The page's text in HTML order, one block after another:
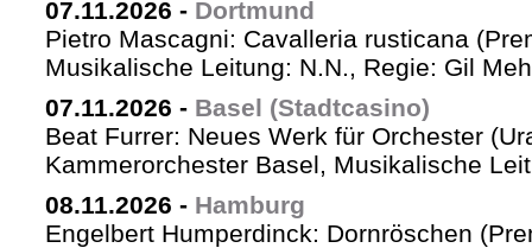
07.11.2026 - Dortmund
Pietro Mascagni: Cavalleria rusticana
Musikalische Leitung: N.N., Regie: Gil
07.11.2026 - Basel (Stadtcasino)
Beat Furrer: Neues Werk für Orchester
Kammerorchester Basel, Musikalische
08.11.2026 - Hamburg
Engelbert Humperdinck: Dornröschen